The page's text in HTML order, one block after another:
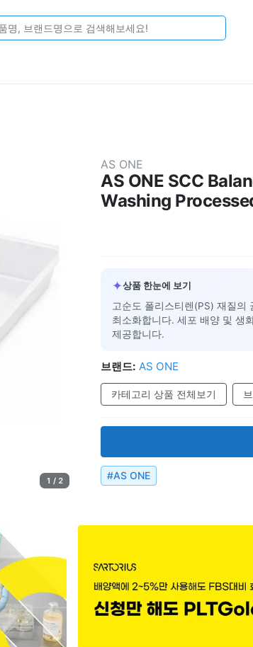
1 / 2
AS ONE
AS ONE SCC
Washing
✦상품 한눈에 보기
고순도 폴리스티렌(PS) 재질의
최소화합니다. 세포 배양 및 생
제공합니다.
브랜드: AS ONE
카테고리 상품 전체보기
#AS ONE